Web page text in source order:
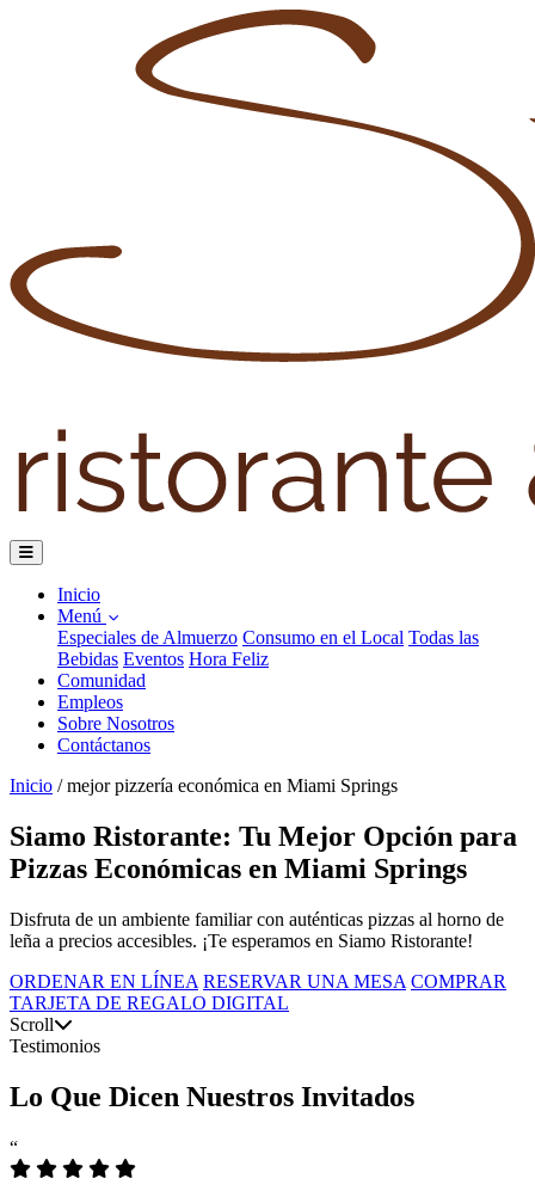
Inicio
Menú
Especiales de Almuerzo Consumo en el Local Todas las
Bebidas Eventos Hora Feliz
Comunidad
Empleos
Sobre Nosotros
Contáctanos
Inicio / mejor pizzería económica en Miami Springs
Siamo Ristorante: Tu Mejor Opción para
Pizzas Económicas en Miami Springs
Disfruta de un ambiente familiar con auténticas pizzas al horno de
leña a precios accesibles. ¡Te esperamos en Siamo Ristorante!
ORDENAR EN LÍNEA RESERVAR UNA MESA COMPRAR
TARJETA DE REGALO DIGITAL
Scroll
Testimonios
Lo Que Dicen Nuestros Invitados
“